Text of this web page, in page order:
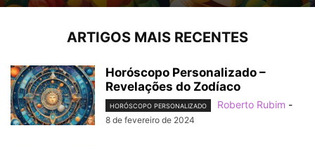
ARTIGOS MAIS RECENTES
Horóscopo Personalizado –
Revelações do Zodíaco
HORÓSCOPO PERSONALIZADO Roberto Rubim -
8 de fevereiro de 2024